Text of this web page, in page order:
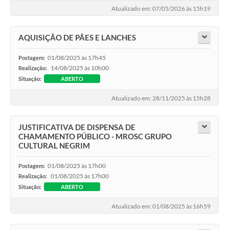
Atualizado em: 07/05/2026 às 15h19
AQUISIÇÃO DE PÃES E LANCHES
Postagem: 01/08/2025 às 17h45
Realização: 14/08/2025 às 10h00
Situação: ABERTO
Atualizado em: 28/11/2025 às 15h28
JUSTIFICATIVA DE DISPENSA DE
CHAMAMENTO PÚBLICO - MROSC GRUPO
CULTURAL NEGRIM
Postagem: 01/08/2025 às 17h00
Realização: 01/08/2025 às 17h00
Situação: ABERTO
Atualizado em: 01/08/2025 às 16h59